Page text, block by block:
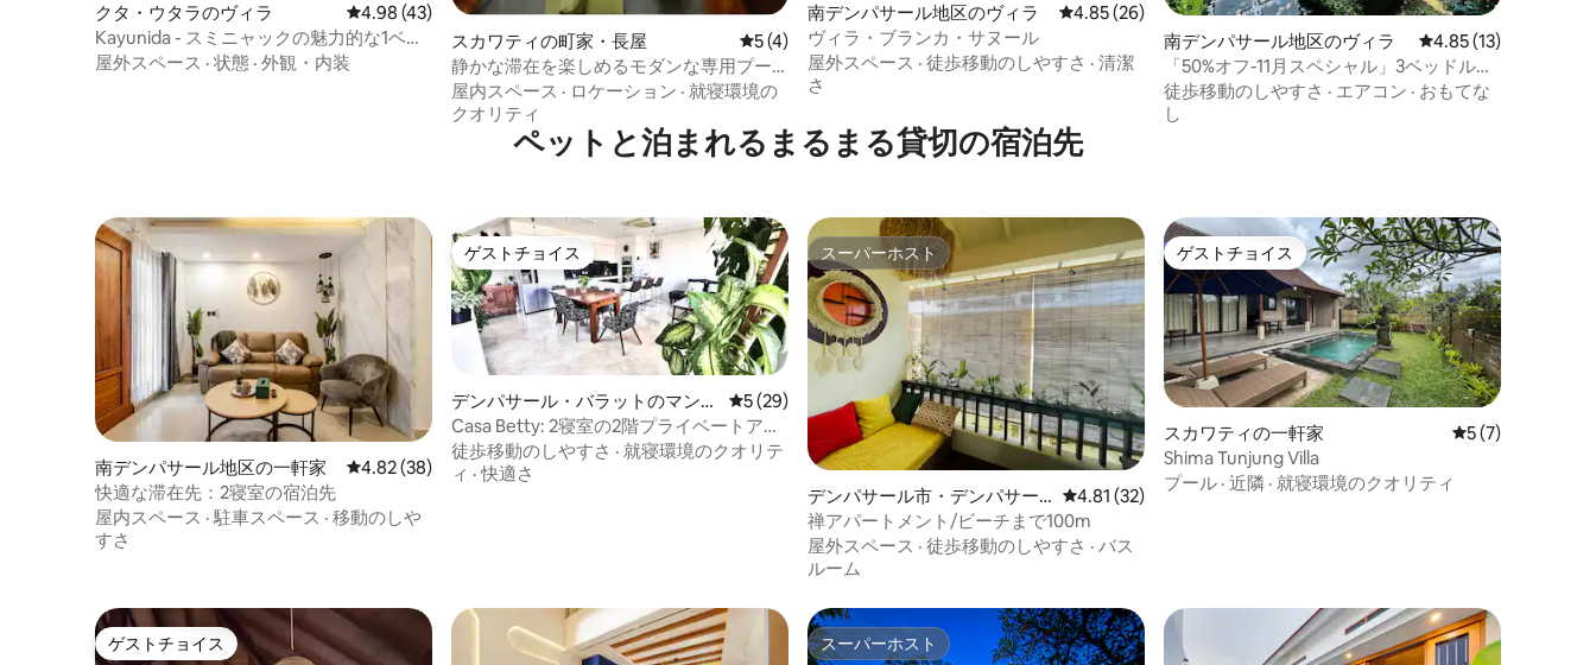
クタ・ウタラのヴィラ レビュー43件、5つ星中4.98つ星の平均評価
4.98 (43)
Kayunida - スミニャックの魅力的な1ベッ
ドルームのキャビンスタイルヴィラ
屋外スペース · 状態 · 外観・内装
スカワティの町家・長屋 レビュー4件、5つ星中5つ星の平均評価
5 (4)
静かな滞在を楽しめるモダンな専用プー
ル付きヴィラ
屋内スペース · ロケーション · 就寝環境の
クオリティ
南デンパサール地区のヴィラ レビュー26件、5つ星中4.85つ星の平均評価
4.85 (26)
ヴィラ・ブランカ・サヌール
屋外スペース · 徒歩移動のしやすさ · 清潔
さ
南デンパサール地区のヴィラ レビュー13件、5つ
4.85 (13)
「50%オフ-11月スペシャル」3ベッドルー
ム、おしゃれなビーチサイド
徒歩移動のしやすさ · エアコン · おもてな
し
ペットと泊まれるまるまる貸切の宿泊先
南デンパサール地区の一軒家 レビュー38件、5つ星中4.82つ星の平均評価
4.82 (38)
快適な滞在先：2寝室の宿泊先
屋内スペース ·駐車スペース · 移動のしや
すさ
ゲストチョイス
ゲストチョイス
デンパサール・バラットのマンシ
ョン・アパート
レビュー29件、5つ星中5つ星の平均評価
5 (29)
Casa Betty: 2寝室の2階プライベートアパ
ート
徒歩移動のしやすさ · 就寝環境のクオリテ
ィ ·快適さ
スーパーホスト
スーパーホスト
デンパサール市・デンパサー
ル南・サヌールカウのマンシ
ョン・アパート
レビュー32件、5つ星中4.81つ星の平均評価
4.81 (32)
禅アパートメント/ビーチまで100m
屋外スペース · 徒歩移動のしやすさ · バス
ルーム
ゲストチョイス
ゲストチョイス
スカワティの一軒家 レビュー7件、5
5 (7)
Shima Tunjung Villa
プール · 近隣 · 就寝環境のクオリティ
ゲストチョイス
ゲストチョイス スーパーホスト
スーパーホスト